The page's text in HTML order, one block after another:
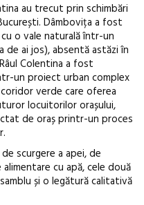
au trecut prin schimbări
Dâmbovița a fost
o vale naturală într-un
de ai jos), absentă astăzi în
Colentina a fost
un proiect urban complex
verde care oferea
locuitorilor orașului,
de oraș printr-un proces
scurgere a apei, de
cu apă, cele două
și o legătură calitativă